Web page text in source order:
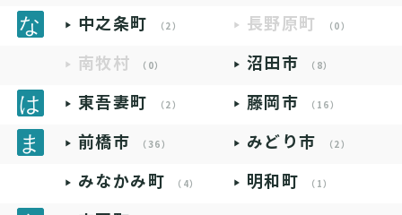
中之条町 （2） 長野原町 （0）
南牧村 （0） 沼田市 （8）
東吾妻町 （2） 藤岡市 （16）
前橋市 （36） みどり市 （2）
みなかみ町 （4） 明和町 （1）